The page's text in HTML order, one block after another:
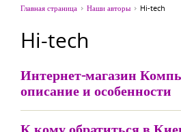
Главная страница Наши авторы Hi-tech
Hi-tech
Интернет-магазин
описание и особенности